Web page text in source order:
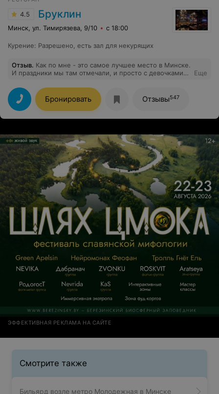
4.5 Бруклин
Минск, ул. Тимирязева, 9/10 с 18:00
Курение: Разрешено, есть зал для некурящих
Отзыв. Как по мне - это самое лучшее место в Минске.
И праздники мы там отмечали, и просто с девочками
Особая благодарность администратору Владимиру.
Профессионал своего дела. Отмечу отличную работу
официантов и девочек на ресепшен. И спасибо за
всегда вкусно приготовленную еду поворам ресторана.
Всем рекомендую и обязательно еще посетим!
Еще
Бронировать Отзывы547
ЭФФЕКТИВНАЯ РЕКЛАМА НА САЙТЕ
Смотрите также
Бильярд возле метро Молодежная в Минске